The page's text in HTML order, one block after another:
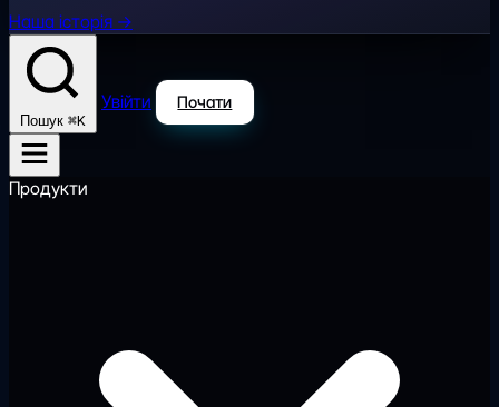
Наша історія →
Пошук ⌘K
Увійти Почати
Продукти